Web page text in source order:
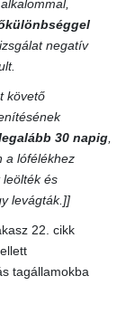
negatív
követő
30 napig,
a lófélékhez
és
levágták.]]
22. cikk
tagállamokba